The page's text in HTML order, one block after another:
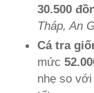
30.500
Tháp, An
Cá tra
mức
nhẹ so